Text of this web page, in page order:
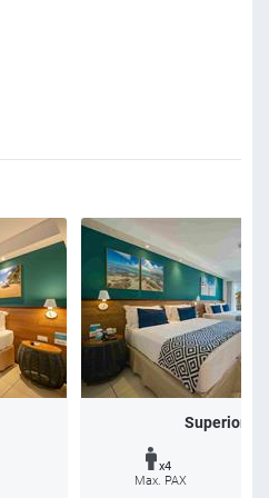
Superior
x4
Max. PAX